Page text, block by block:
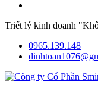
Triết lý kinh doanh
0965.139.148